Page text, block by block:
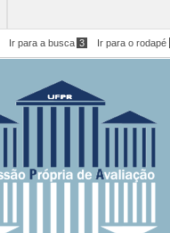
Ir para a busca 3 Ir para o rodapé